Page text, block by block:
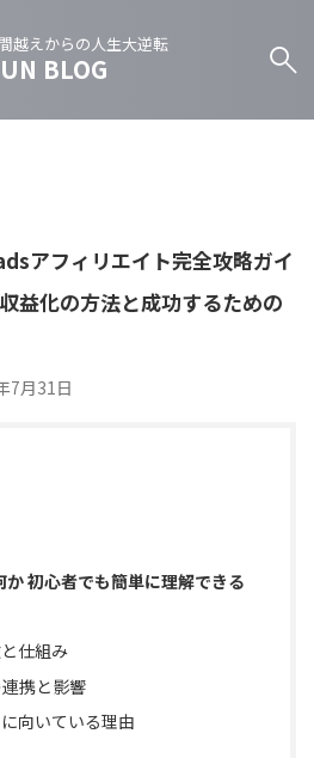
越えからの人生大逆転
BLOG
アフィリエイト完全攻略ガイ
益化の方法と成功するための
7月31日
初心者でも簡単に理解できる
仕組み
携と影響
向いている理由